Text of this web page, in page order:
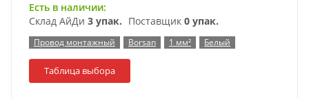
Есть в наличии:
Склад АйДи 3 упак. Поставщик 0 упак.
Провод монтажный Borsan 1 мм² Белый
Таблица выбора